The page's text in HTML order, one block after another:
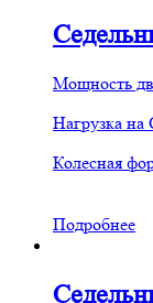
Мощность
Нагрузка
Колесная
Подробнее